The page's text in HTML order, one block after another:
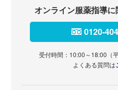
オンライン服薬指導
0120-
受付時間：10:00～18:00（
よくある質問は